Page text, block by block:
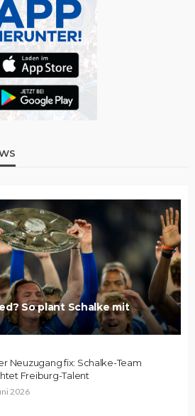
So plant Schalke mit
Neuzugang fix: Schalke-Team
Freiburg-Talent
2026